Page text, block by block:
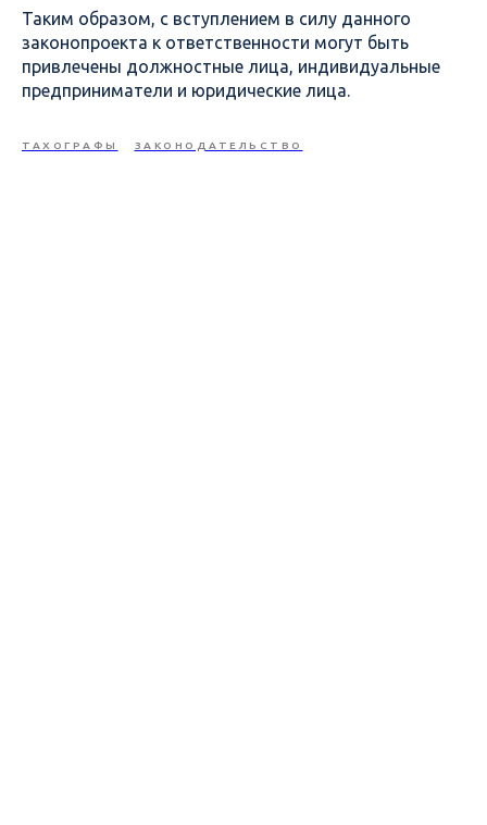
Таким образом, с вступлением в силу данного
законопроекта к ответственности могут быть
привлечены должностные лица, индивидуальные
предприниматели и юридические лица.
ТАХОГРАФЫ ЗАКОНОДАТЕЛЬСТВО